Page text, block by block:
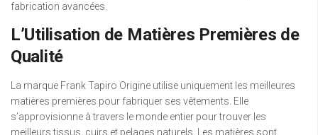
fabrication avancées.
L’Utilisation de Matières Premières de
Qualité
La marque Frank Tapiro Origine utilise uniquement les meilleures
matières premières pour fabriquer ses vêtements. Elle
s’approvisionne à travers le monde entier pour trouver les
meilleurs tissus, cuirs et pelages naturels. Les matières sont